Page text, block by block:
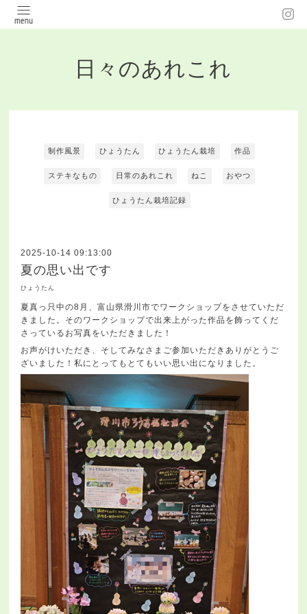
日々のあれこれ
制作風景 ひょうたん ひょうたん栽培 作品
ステキなもの 日常のあれこれ ねこ おやつ
ひょうたん栽培記録
2025-10-14 09:13:00
夏の思い出です
ひょうたん
夏真っ只中の8月、富山県滑川市でワークショップをさせていただ
きました。そのワークショップで出来上がった作品を飾ってくだ
さっているお写真をいただきました！
お声がけいただき、そしてみなさまご参加いただきありがとうご
ざいました！私にとってもとてもいい思い出になりました。